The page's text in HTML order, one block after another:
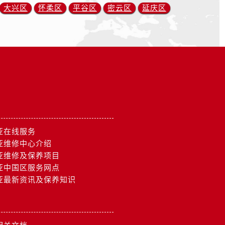
大兴区 怀柔区 平谷区 密云区 延庆区
在线服务
维修中心介绍
维修及保养项目
中国区服务网点
最新资讯及保养知识